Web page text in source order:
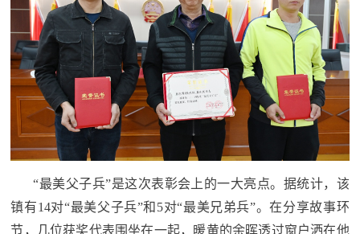
“最美父子兵”是这次表彰会上的一大亮点。据统计，该
镇有14对“最美父子兵”和5对“最美兄弟兵”。在分享故事环
节，几位获奖代表围坐在一起，暖黄的余晖透过窗户洒在他